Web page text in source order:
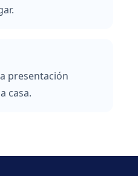
presentación
casa.